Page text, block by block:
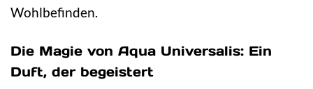
Wohlbefinden.
Die Magie von Aqua Universalis: Ein
Duft, der begeistert